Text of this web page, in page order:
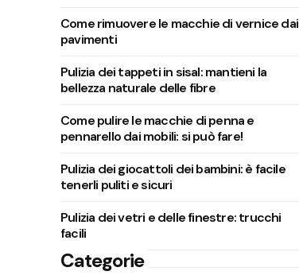
Come rimuovere le macchie di vernice dai
pavimenti
Pulizia dei tappeti in sisal: mantieni la
bellezza naturale delle fibre
Come pulire le macchie di penna e
pennarello dai mobili: si può fare!
Pulizia dei giocattoli dei bambini: è facile
tenerli puliti e sicuri
Pulizia dei vetri e delle finestre: trucchi
facili
Categorie